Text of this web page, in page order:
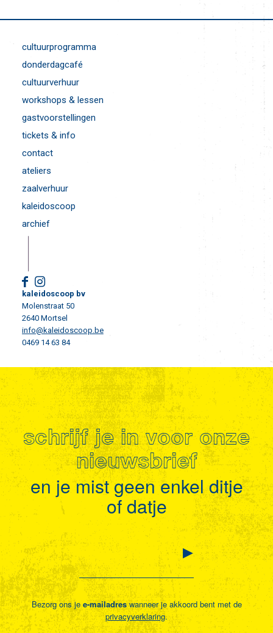
cultuurprogramma
donderdagcafé
cultuurverhuur
workshops & lessen
gastvoorstellingen
tickets & info
contact
ateliers
zaalverhuur
kaleidoscoop
archief
kaleidoscoop bv
Molenstraat 50
2640 Mortsel
info@kaleidoscoop.be
0469 14 63 84
schrijf je in voor onze
nieuwsbrief
en je mist geen enkel ditje
of datje
Bezorg ons je e-mailadreswanneer je akkoord bent met de
privacyverklaring.